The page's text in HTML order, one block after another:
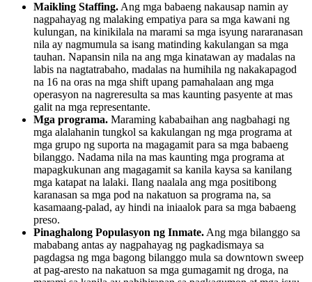
Maikling Staffing. Ang mga babaeng nakausap namin ay
nagpahayag ng malaking empatiya para sa mga kawani ng
kulungan, na kinikilala na marami sa mga isyung nararanasan
nila ay nagmumula sa isang matinding kakulangan sa mga
tauhan. Napansin nila na ang mga kinatawan ay madalas na
labis na nagtatrabaho, madalas na humihila ng nakakapagod
na 16 na oras na mga shift upang pamahalaan ang mga
operasyon na nagreresulta sa mas kaunting pasyente at mas
galit na mga representante.
Mga programa. Maraming kababaihan ang nagbahagi ng
mga alalahanin tungkol sa kakulangan ng mga programa at
mga grupo ng suporta na magagamit para sa mga babaeng
bilanggo. Nadama nila na mas kaunting mga programa at
mapagkukunan ang magagamit sa kanila kaysa sa kanilang
mga katapat na lalaki. Ilang naalala ang mga positibong
karanasan sa mga pod na nakatuon sa programa na, sa
kasamaang-palad, ay hindi na iniaalok para sa mga babaeng
preso.
Pinaghalong Populasyon ng Inmate. Ang mga bilanggo sa
mababang antas ay nagpahayag ng pagkadismaya sa
pagdagsa ng mga bagong bilanggo mula sa downtown sweep
at pag-aresto na nakatuon sa mga gumagamit ng droga, na